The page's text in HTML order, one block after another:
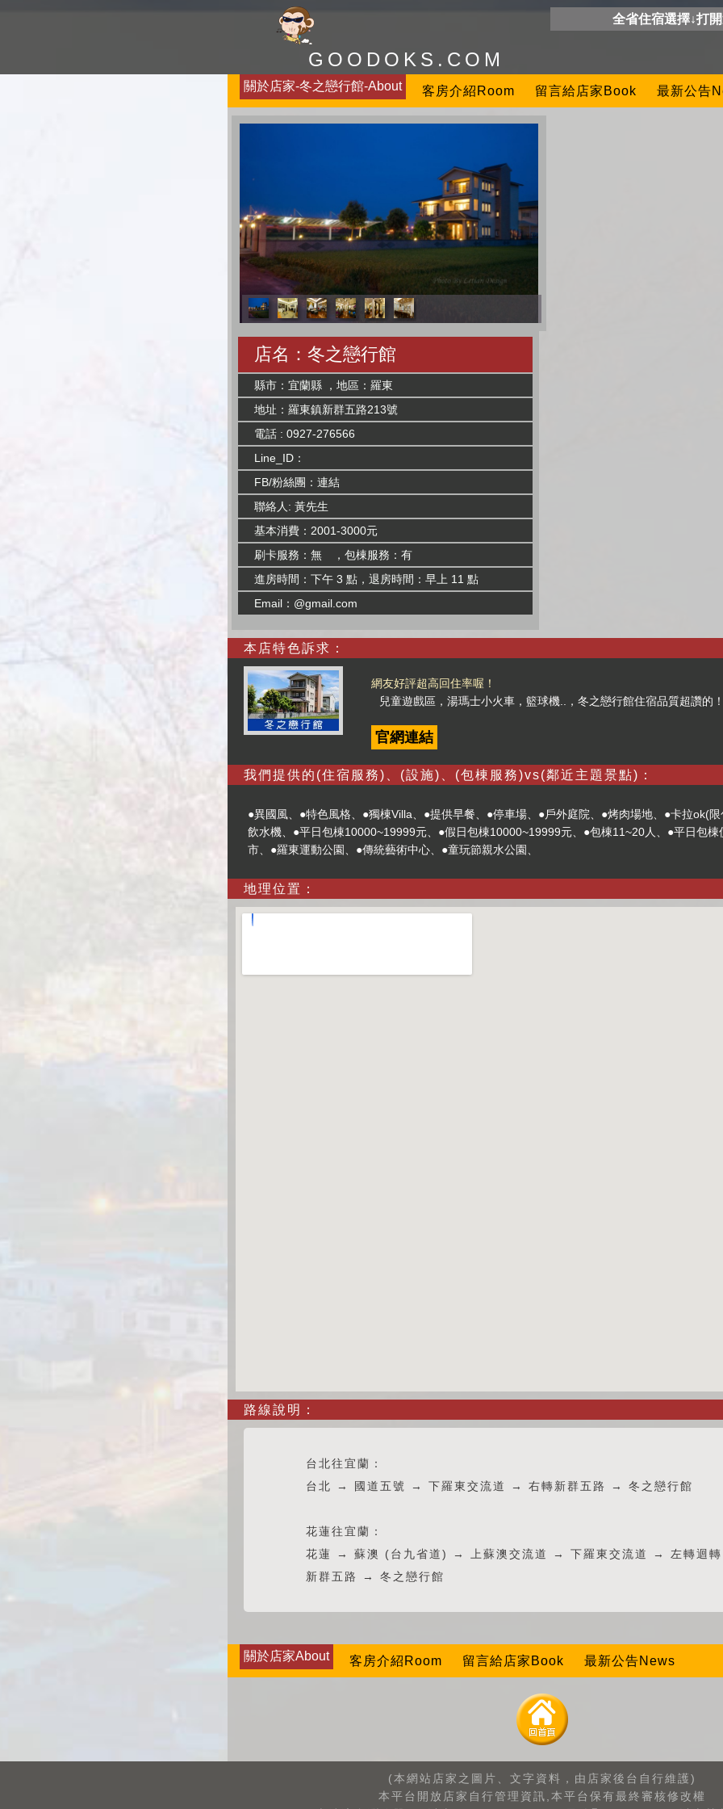
GOODOKS.COM
全省住宿選擇↓打
關於店家-冬之戀行館-About 客房介紹Room 留言給店家Book 最新公告
店名：冬之戀行館
縣市：宜蘭縣 ，地區：羅東
地址：羅東鎮新群五路213號
電話 : 0927-276566
Line_ID：
FB/粉絲團：連結
聯絡人: 黃先生
基本消費：2001-3000元
刷卡服務：無 ，包棟服務：有
進房時間：下午 3 點，退房時間：早上 11 點
Email：@gmail.com
本店特色訴求：
網友好評超高回住率喔！
兒童遊戲區，湯瑪士小火車，籃球機..，冬之戀行館住宿品質超讚的
官網連結
我們提供的(住宿服務)、(設施)、(包棟服務)vs(鄰近主題景點)：
●異國風、●特色風格、●獨棟Villa、●提供早餐、●停車場、●戶外庭院、●烤肉場地、●卡拉ok(
飲水機、●平日包棟10000~19999元、●假日包棟10000~19999元、●包棟11~20人、●平日包
市、●羅東運動公園、●傳統藝術中心、●童玩節親水公園、
地理位置：
路線說明：
台北往宜蘭：
台北 → 國道五號 → 下羅東交流道 → 右轉新群五路 → 冬之戀行館
花蓮往宜蘭：
花蓮 → 蘇澳 (台九省道) → 上蘇澳交流道 → 下羅東交流道 → 左轉迴
新群五路 → 冬之戀行館
關於店家About 客房介紹Room 留言給店家Book 最新公告News
(本網站店家之圖片、文字資料，由店家後台自行維護)
本平台開放店家自行管理資訊,本平台保有最終審核修改權